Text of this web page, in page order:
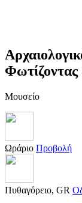
Φωτίζοντας
Μουσείο
Ωράριο Προβολή
Πυθαγόρειο, GR